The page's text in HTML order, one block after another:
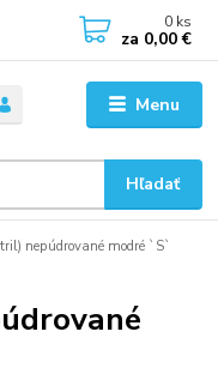
Menu
Hľadať
0 ks
za 0,00 €
nepúdrované modré `S`